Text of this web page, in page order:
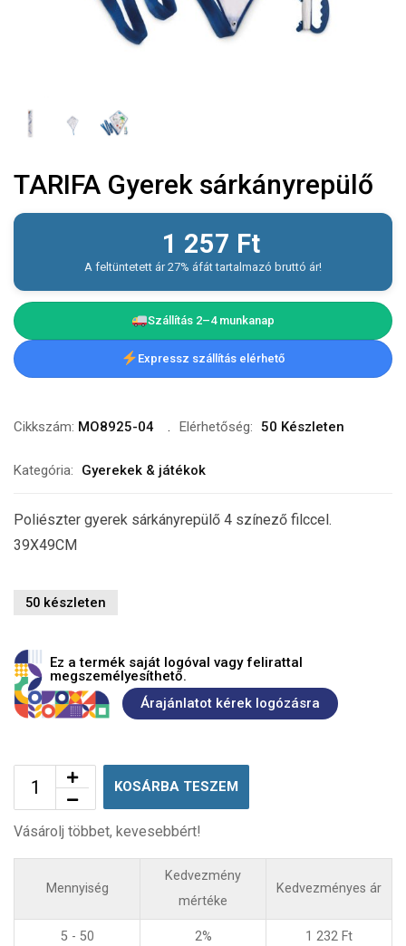
TARIFA Gyerek sárkányrepülő
1 257 Ft
A feltüntetett ár 27% áfát tartalmazó bruttó ár!
Szállítás 2–4 munkanap
Expressz szállítás elérhető
Cikkszám: MO8925-04 Elérhetőség: 50 Készleten
Kategória: Gyerekek & játékok
Poliészter gyerek sárkányrepülő 4 színező filccel.
39X49CM
50 készleten
Ez a termék saját logóval vagy felirattal
megszemélyesíthető.
Árajánlatot kérek logózásra
KOSÁRBA TESZEM
Vásárolj többet, kevesebbért!
Mennyiség
Kedvezmény
mértéke
Kedvezményes ár
5 - 50 2% 1 232 Ft